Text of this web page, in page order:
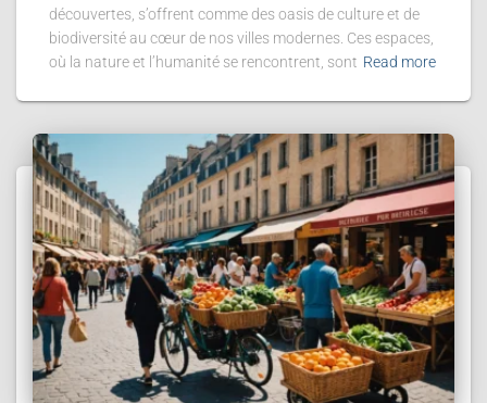
découvertes, s’offrent comme des oasis de culture et de
biodiversité au cœur de nos villes modernes. Ces espaces,
où la nature et l’humanité se rencontrent, sont Read more